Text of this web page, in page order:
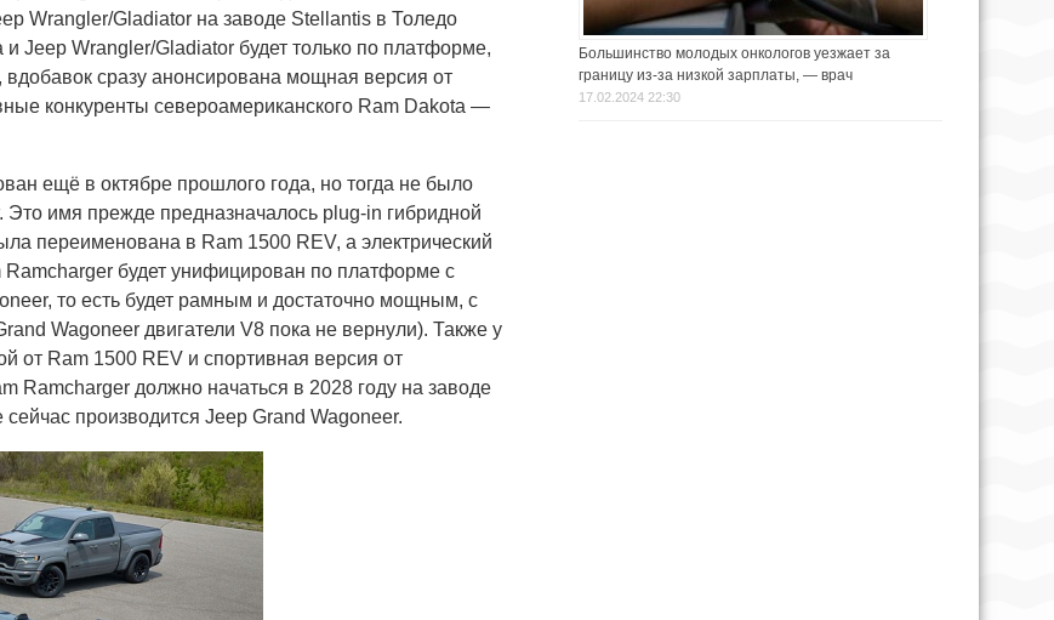
Wrangler/Gladiator на заводе Stellantis в Толедо
Wrangler/Gladiator будет только по платформе,
вдобавок сразу анонсирована мощная версия от
конкуренты североамериканского Ram Dakota —
ещё в октябре прошлого года, но тогда не было
имя прежде предназначалось plug-in гибридной
переименована в Ram 1500 REV, а электрический
будет унифицирован по платформе с
то есть будет рамным и достаточно мощным, с
Wagoneer двигатели V8 пока не вернули). Также у
от Ram 1500 REV и спортивная версия от
Ramcharger должно начаться в 2028 году на заводе
производится Jeep Grand Wagoneer.
Большинство молодых онкологов уезжает за
границу из-за низкой зарплаты, — врач
17.02.2024 22:30